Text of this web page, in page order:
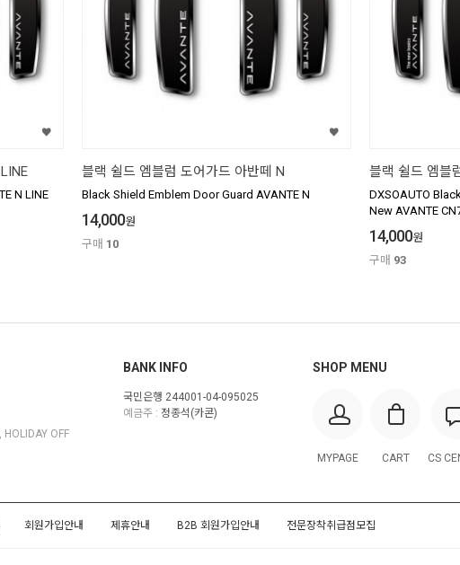
N LINE
블랙 쉴드 엠블럼 도어가드 아반떼 N
Black Shield Emblem Door Guard AVANTE N
14,000원
구매 10
블랙 쉴드 엠블
DXSOAUTO
New AVANTE
14,000원
구매 93
OFF
BANK INFO
국민은행 244001-04-095025
예금주 : 정종석(카콘)
SHOP MENU
MYPAGE CART CS
회원가입안내 제휴안내 B2B 회원가입안내 전문장착취급점모집